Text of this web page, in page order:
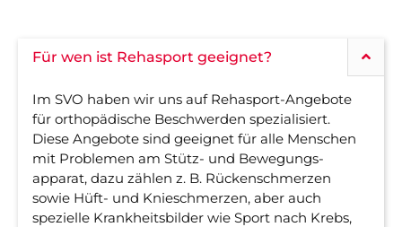
Für wen ist Rehasport geeignet?
Im SVO haben wir uns auf Rehasport-Ange­bote
für ortho­pädische Be­schwer­den spezia­lisiert.
Diese Ange­bote sind geeig­net für alle Men­schen
mit Proble­men am Stütz- und Bewe­gungs­
apparat, dazu zählen z. B. Rücken­schmer­zen
sowie Hüft- und Knie­schmer­zen, aber auch
spezielle Krank­heits­bilder wie Sport nach Krebs,